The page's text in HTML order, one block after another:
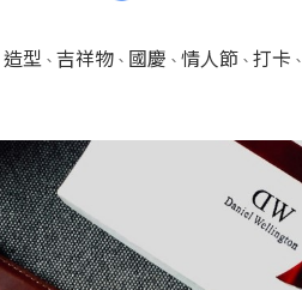
造型、 吉祥物、 國慶 、 情人節 、 打卡 、